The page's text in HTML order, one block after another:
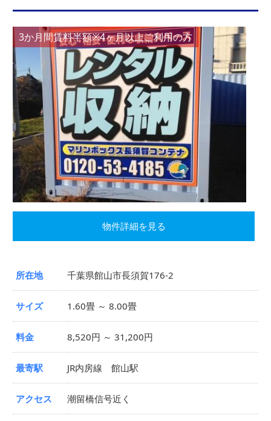
3か月間賃料半額※4ヶ月以上ご利用の方
物件詳細を見る
所在地 千葉県館山市長須賀176-2
サイズ 1.60畳 ～ 8.00畳
料金 8,520円 ～ 31,200円
最寄駅 JR内房線 館山駅
アクセス 潮留橋信号近く